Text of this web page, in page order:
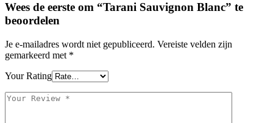
Wees de eerste om “Tarani Sauvignon Blanc” te
beoordelen
Je e-mailadres wordt niet gepubliceerd. Vereiste velden zijn
gemarkeerd met *
Your Rating